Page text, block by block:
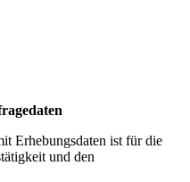
Erhebungsdaten ist für die
und den